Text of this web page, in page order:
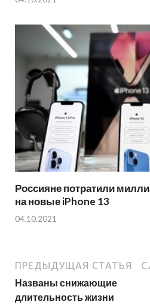
Россияне потратили
на новые iPhone 13
04.10.2021
ПРЕДЫДУЩАЯ СТАТЬЯ
Названы снижающие
длительность жизни